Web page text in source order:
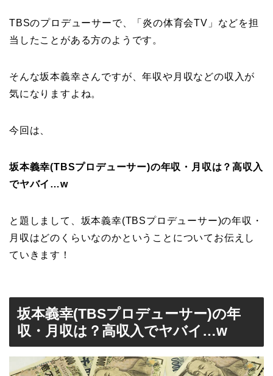
TBSのプロデューサーで、「炎の体育会TV」などを担
当したことがある方のようです。
そんな坂本義幸さんですが、年収や月収などの収入が
気になりますよね。
今回は、
坂本義幸(TBSプロデューサー)の年収・月収は？高収入
でヤバイ…w
と題しまして、坂本義幸(TBSプロデューサー)の年収・
月収はどのくらいなのかということについてお伝えし
ていきます！
坂本義幸(TBSプロデューサー)の年
収・月収は？高収入でヤバイ…w